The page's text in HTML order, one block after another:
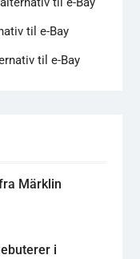
til e-Bay
til e-Bay
Märklin
i